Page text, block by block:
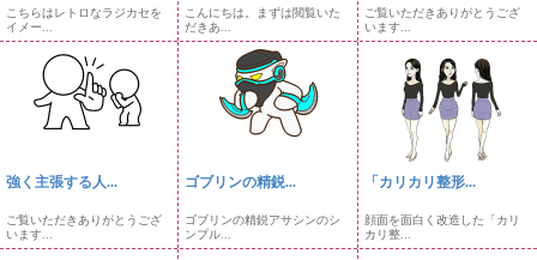
こちらはレトロなラジカセを
イメー...
こんにちは。まずは閲覧いた
だきあ...
ご覧いただきありがとうござ
います...
強く主張する人...
ご覧いただきありがとうござ
います...
ゴブリンの精鋭...
ゴブリンの精鋭アサシンのシ
ンプル...
「カリカリ整形...
顔面を面白く改造した「カリ
カリ整...